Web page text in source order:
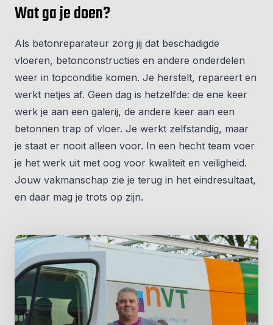
Wat ga je doen?
Als betonreparateur zorg jij dat beschadigde
vloeren, betonconstructies en andere onderdelen
weer in topconditie komen. Je herstelt, repareert en
werkt netjes af. Geen dag is hetzelfde: de ene keer
werk je aan een galerij, de andere keer aan een
betonnen trap of vloer. Je werkt zelfstandig, maar
je staat er nooit alleen voor. In een hecht team voer
je het werk uit met oog voor kwaliteit en veiligheid.
Jouw vakmanschap zie je terug in het eindresultaat,
en daar mag je trots op zijn.